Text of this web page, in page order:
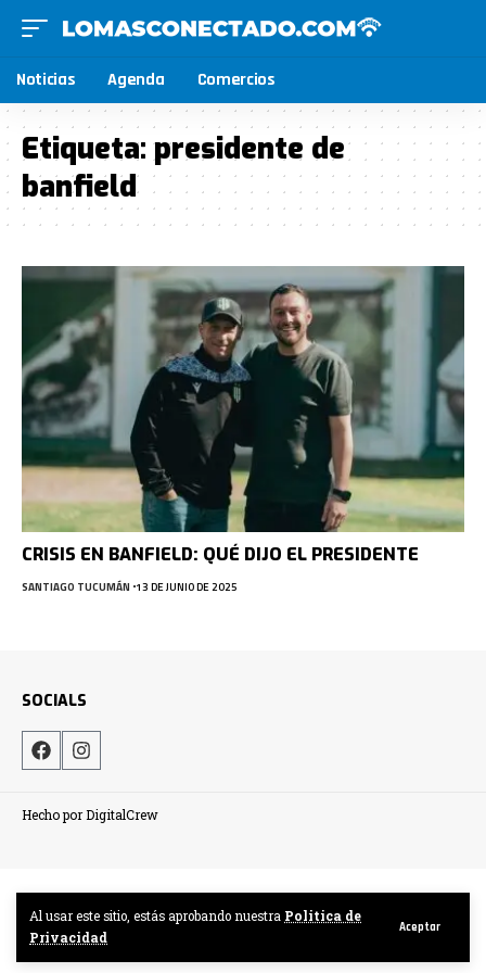
Al usar este sitio, estás aprobando nuestra Politica de
Privacidad
Aceptar
Noticias Agenda Comercios
Etiqueta:presidente de
banfield
CRISIS EN BANFIELD: QUÉ DIJO EL PRESIDENTE
SANTIAGO TUCUMÁN 13 DE JUNIO DE 2025
SOCIALS
Hecho por DigitalCrew